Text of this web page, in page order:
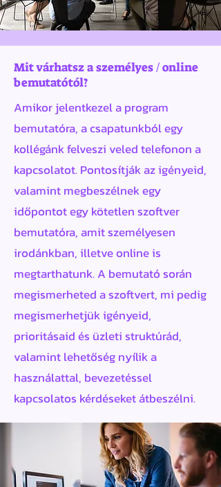
Mit várhatsz a személyes / online
bemutatótól?
Amikor jelentkezel a program
bemutatóra, a csapatunkból egy
kollégánk felveszi veled telefonon a
kapcsolatot. Pontosítják az igényeid,
valamint megbeszélnek egy
időpontot egy kötetlen szoftver
bemutatóra, amit személyesen
irodánkban, illetve online is
megtarthatunk. A bemutató során
megismerheted a szoftvert, mi pedig
megismerhetjük igényeid,
prioritásaid és üzleti struktúrád,
valamint lehetőség nyílik a
használattal, bevezetéssel
kapcsolatos kérdéseket átbeszélni.